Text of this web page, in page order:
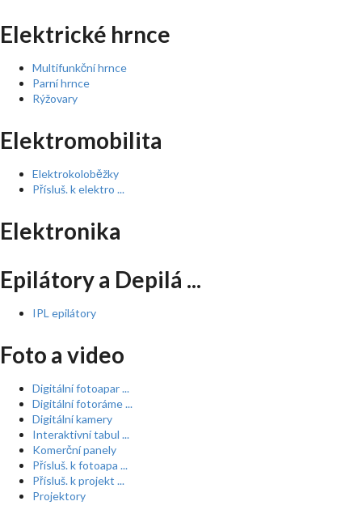
Elektrické hrnce
Multifunkční hrnce
Parní hrnce
Rýžovary
Elektromobilita
Elektrokoloběžky
Přísluš. k elektro ...
Elektronika
Epilátory a Depilá ...
IPL epilátory
Foto a video
Digitální fotoapar ...
Digitální fotoráme ...
Digitální kamery
Interaktivní tabul ...
Komerční panely
Přísluš. k fotoapa ...
Přísluš. k projekt ...
Projektory